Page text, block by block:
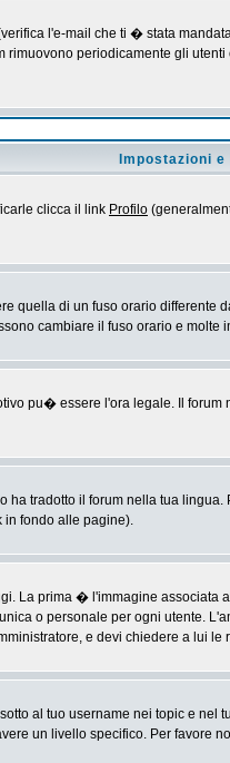
l'e-mail che ti � stata
periodicamente gli
Impostazioni
clicca il link Profilo
quella di un fuso orario
cambiare il fuso orario e molte
pu� essere l'ora legale. Il
tradotto il forum nella tua
in fondo alle pagine).
La prima � l'immagine
o personale per ogni utente.
e devi chiedere a lui le
al tuo username nei topic e
un livello specifico. Per